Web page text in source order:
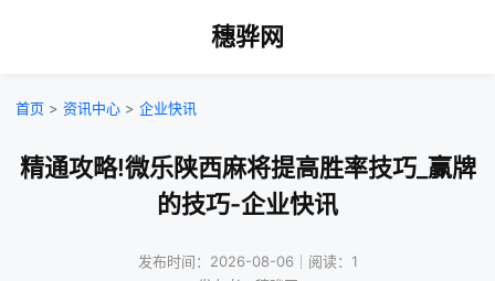
穗骅网
首页 > 资讯中心 > 企业快讯
精通攻略!微乐陕西麻将提高胜率技巧_赢牌
的技巧-企业快讯
发布时间：2026-08-06｜阅读：1